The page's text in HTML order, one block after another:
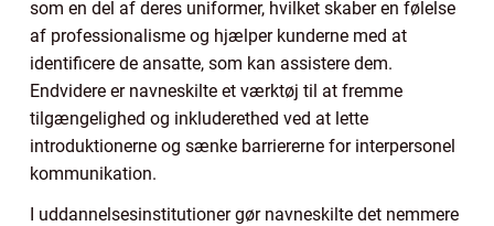
som en del af deres uniformer, hvilket skaber en følelse
af professionalisme og hjælper kunderne med at
identificere de ansatte, som kan assistere dem.
Endvidere er navneskilte et værktøj til at fremme
tilgængelighed og inkluderethed ved at lette
introduktionerne og sænke barriererne for interpersonel
kommunikation.
I uddannelsesinstitutioner gør navneskilte det nemmere